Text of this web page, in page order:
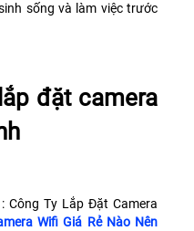
sống và làm việc trước
đặt camera
Công Ty Lắp Đặt Camera
Wifi Giá Rẻ Nào Nên